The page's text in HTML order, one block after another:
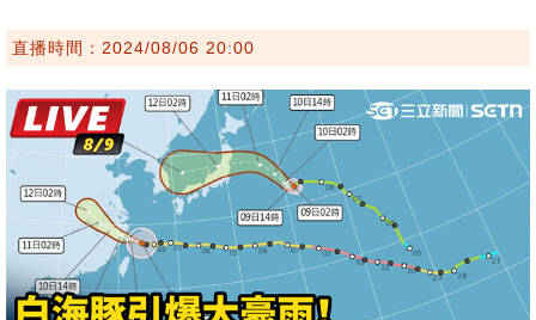
直播時間：2024/08/06 20:00